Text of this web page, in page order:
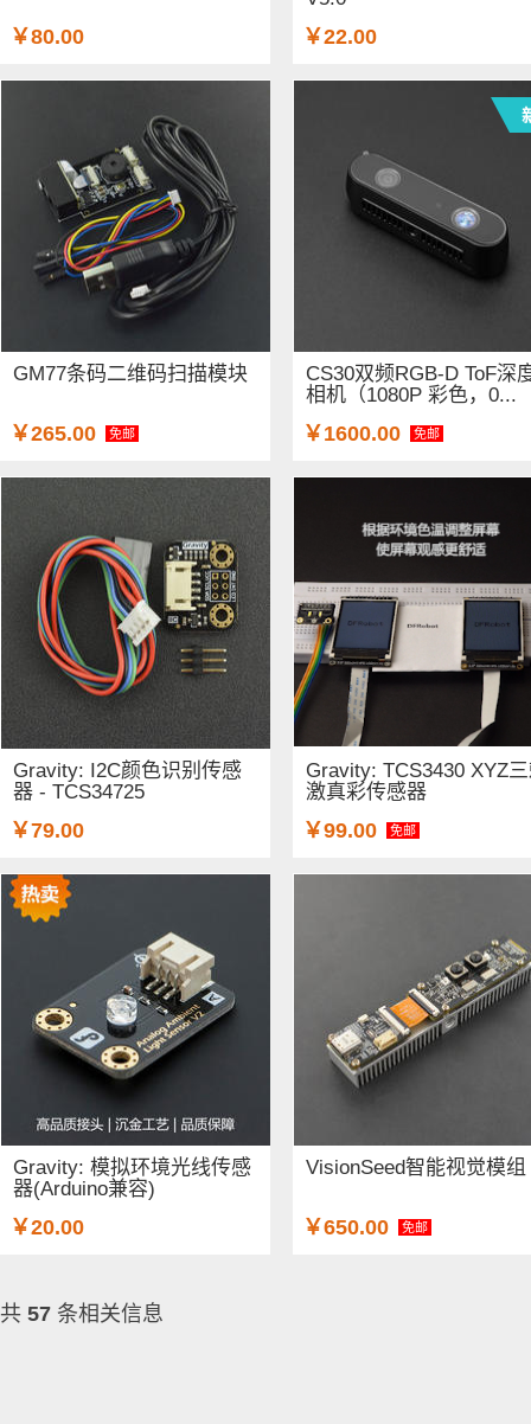
￥80.00 ￥22.00
GM77条码二维码扫描模块
￥265.00 免邮
CS30双频RGB-D ToF深
相机（1080P 彩色，0...
￥1600.00 免邮
Gravity: I2C颜色识别传感
器 - TCS34725
￥79.00
Gravity: TCS3430 XYZ
激真彩传感器
￥99.00 免邮
Gravity: 模拟环境光线传感
器(Arduino兼容)
￥20.00
VisionSeed智能视觉模组
￥650.00 免邮
共 57 条相关信息